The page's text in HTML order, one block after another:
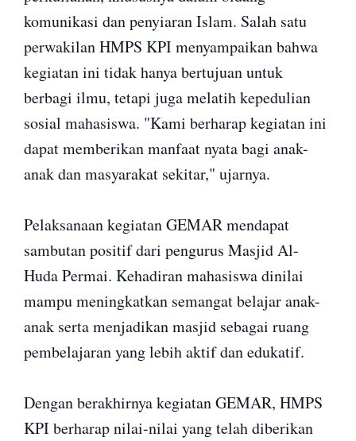
komunikasi dan penyiaran Islam. Salah satu
perwakilan HMPS KPI menyampaikan bahwa
kegiatan ini tidak hanya bertujuan untuk
berbagi ilmu, tetapi juga melatih kepedulian
sosial mahasiswa. "Kami berharap kegiatan ini
dapat memberikan manfaat nyata bagi anak-
anak dan masyarakat sekitar," ujarnya.
Pelaksanaan kegiatan GEMAR mendapat
sambutan positif dari pengurus Masjid Al-
Huda Permai. Kehadiran mahasiswa dinilai
mampu meningkatkan semangat belajar anak-
anak serta menjadikan masjid sebagai ruang
pembelajaran yang lebih aktif dan edukatif.
Dengan berakhirnya kegiatan GEMAR, HMPS
KPI berharap nilai-nilai yang telah diberikan